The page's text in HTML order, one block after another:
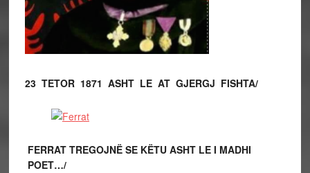
23 TETOR 1871 ASHT LE AT GJERGJ FISHTA/
FERRAT TREGOJNËSE KËTU ASHT LE I MADHI
POET…/